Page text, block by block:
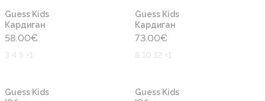
Guess Kids
Кардиган
58.00€
3 4 5 +1
Guess Kids
Кардиган
73.00€
8 10 12 +1
Guess Kids
Guess Kids